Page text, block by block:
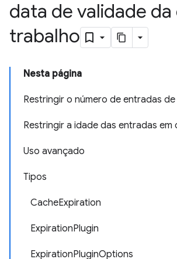
data de validade da
trabalho
Nesta página
Restringir o número de entradas
Restringir a idade das entradas em
Uso avançado
Tipos
CacheExpiration
ExpirationPlugin
ExpirationPluginOptions